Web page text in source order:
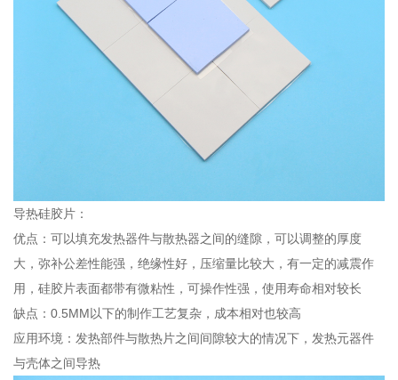
导热硅胶片 ：
优点：可以填充发热器件与散热器之间的缝隙，可以调整的厚度
大，弥补公差性能强，绝缘性好，压缩量比较大，有一定的减震作
用，硅胶片表面都带有微粘性，可操作性强，使用寿命相对较长
缺点：0.5MM以下的制作工艺复杂，成本相对也较高
应用环境：发热部件与散热片之间间隙较大的情况下，发热元器件
与壳体之间导热